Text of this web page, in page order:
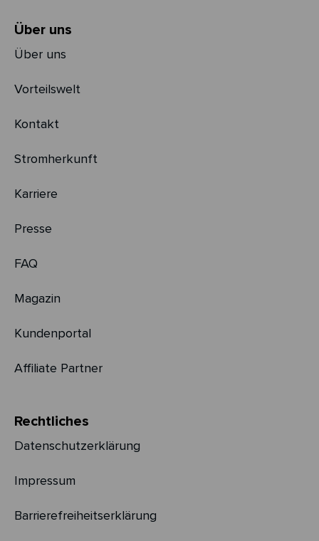
Über uns
Über uns
Vorteilswelt
Kontakt
Stromherkunft
Karriere
Presse
FAQ
Magazin
Kundenportal
Affiliate Partner
Rechtliches
Datenschutzerklärung
Impressum
Barrierefreiheitserklärung